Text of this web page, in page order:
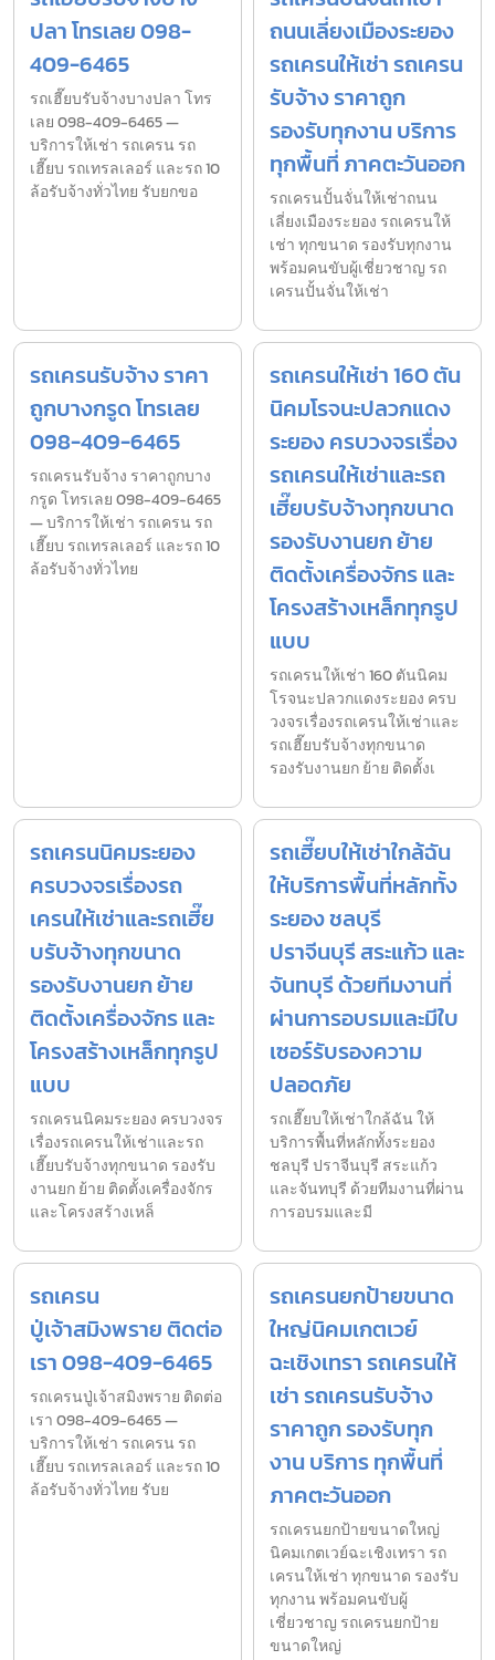
ปลา โทรเลย 098-
409-6465
รถเฮี๊ยบรับจ้างบางปลา โทร
เลย 098-409-6465 —
บริการให้เช่า รถเครน รถ
เฮี๊ยบ รถเทรลเลอร์ และรถ 10
ล้อรับจ้างทั่วไทย รับยกขอ
ถนนเลี่ยงเมืองระยอง
รถเครนให้เช่า รถเครน
รับจ้าง ราคาถูก
รองรับทุกงาน บริการ
ทุกพื้นที่ ภาคตะวันออก
รถเครนปั้นจั่นให้เช่าถนน
เลี่ยงเมืองระยอง รถเครนให้
เช่า ทุกขนาด รองรับทุกงาน
พร้อมคนขับผู้เชี่ยวชาญ รถ
เครนปั้นจั่นให้เช่า
รถเครนรับจ้าง ราคา
ถูกบางกรูด โทรเลย
098-409-6465
รถเครนรับจ้าง ราคาถูกบาง
กรูด โทรเลย 098-409-6465
— บริการให้เช่า รถเครน รถ
เฮี๊ยบ รถเทรลเลอร์ และรถ 10
ล้อรับจ้างทั่วไทย
รถเครนให้เช่า 160 ตัน
นิคมโรจนะปลวกแดง
ระยอง ครบวงจรเรื่อง
รถเครนให้เช่าและรถ
เฮี๊ยบรับจ้างทุกขนาด
รองรับงานยก ย้าย
ติดตั้งเครื่องจักร และ
โครงสร้างเหล็กทุกรูป
แบบ
รถเครนให้เช่า 160 ตันนิคม
โรจนะปลวกแดงระยอง ครบ
วงจรเรื่องรถเครนให้เช่าและ
รถเฮี๊ยบรับจ้างทุกขนาด
รองรับงานยก ย้าย ติดตั้งเ
รถเครนนิคมระยอง
ครบวงจรเรื่องรถ
เครนให้เช่าและรถเฮี๊ย
บรับจ้างทุกขนาด
รองรับงานยก ย้าย
ติดตั้งเครื่องจักร และ
โครงสร้างเหล็กทุกรูป
แบบ
รถเครนนิคมระยอง ครบวงจร
เรื่องรถเครนให้เช่าและรถ
เฮี๊ยบรับจ้างทุกขนาด รองรับ
งานยก ย้าย ติดตั้งเครื่องจักร
และโครงสร้างเหล็
รถเฮี๊ยบให้เช่าใกล้ฉัน
ให้บริการพื้นที่หลักทั้ง
ระยอง ชลบุรี
ปราจีนบุรี สระแก้ว และ
จันทบุรี ด้วยทีมงานที่
ผ่านการอบรมและมีใบ
เซอร์รับรองความ
ปลอดภัย
รถเฮี๊ยบให้เช่าใกล้ฉัน ให้
บริการพื้นที่หลักทั้งระยอง
ชลบุรี ปราจีนบุรี สระแก้ว
และจันทบุรี ด้วยทีมงานที่ผ่าน
การอบรมและมี
รถเครน
ปู่เจ้าสมิงพราย ติดต่อ
เรา 098-409-6465
รถเครนปู่เจ้าสมิงพราย ติดต่อ
เรา 098-409-6465 —
บริการให้เช่า รถเครน รถ
เฮี๊ยบ รถเทรลเลอร์ และรถ 10
ล้อรับจ้างทั่วไทย รับย
รถเครนยกป้ายขนาด
ใหญ่นิคมเกตเวย์
ฉะเชิงเทรา รถเครนให้
เช่า รถเครนรับจ้าง
ราคาถูก รองรับทุก
งาน บริการ ทุกพื้นที่
ภาคตะวันออก
รถเครนยกป้ายขนาดใหญ่
นิคมเกตเวย์ฉะเชิงเทรา รถ
เครนให้เช่า ทุกขนาด รองรับ
ทุกงาน พร้อมคนขับผู้
เชี่ยวชาญ รถเครนยกป้าย
ขนาดใหญ่